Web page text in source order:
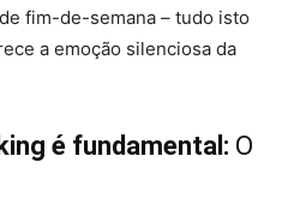
fim-de-semana – tudo isto
a emoção silenciosa da
é fundamental: O